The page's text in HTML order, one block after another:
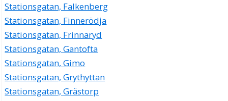
Stationsgatan, Falkenberg
Stationsgatan, Finnerödja
Stationsgatan, Frinnaryd
Stationsgatan, Gantofta
Stationsgatan, Gimo
Stationsgatan, Grythyttan
Stationsgatan, Grästorp